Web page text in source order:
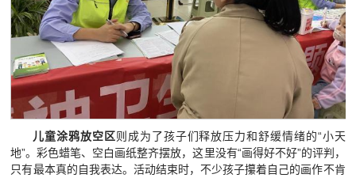
儿童涂鸦放空 区则成为了孩子们释放压力和舒缓情绪的“小天
地”。彩色蜡笔、空白画纸整齐摆放，这里没有“画得好不好”的评判，
只有最本真的自我表达。活动结束时，不少孩子攥着自己的画作不肯